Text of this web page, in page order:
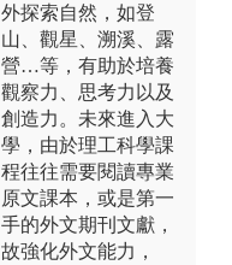
外探索自然，如登
山、觀星、溯溪、露
營…等，有助於培養
觀察力、思考力以及
創造力。未來進入大
學，由於理工科學課
程往往需要閱讀專業
原文課本，或是第一
手的外文期刊文獻，
故強化外文能力，